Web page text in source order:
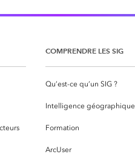
COMPRENDRE LES SIG
Qu’est-ce qu’un SIG ?
Intelligence géographique
Formation
ArcUser